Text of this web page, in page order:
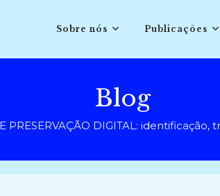
Sobre nós Publicações
Blog
PRESERVAÇÃO DIGITAL: